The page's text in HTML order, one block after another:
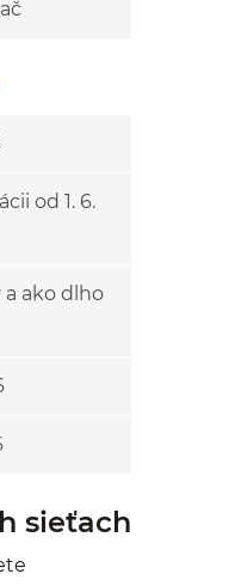
od 1. 6.
ako dlho
sieťach